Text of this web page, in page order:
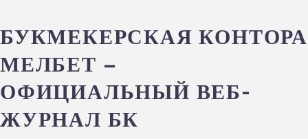
БУКМЕКЕРСКАЯ КОНТОРА
МЕЛБЕТ –
ОФИЦИАЛЬНЫЙ ВЕБ-
ЖУРНАЛ БК